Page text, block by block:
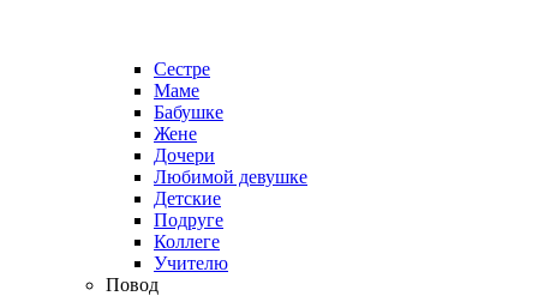
Сестре
Маме
Бабушке
Жене
Дочери
Любимой девушке
Детские
Подруге
Коллеге
Учителю
Повод